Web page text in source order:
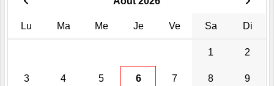
Lu Ma Me Je Ve Sa Di
1 2
3 4 5 6 7 8 9